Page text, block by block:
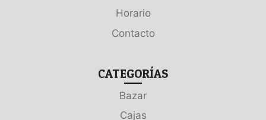
Horario
Contacto
CATEGORÍAS
Bazar
Cajas